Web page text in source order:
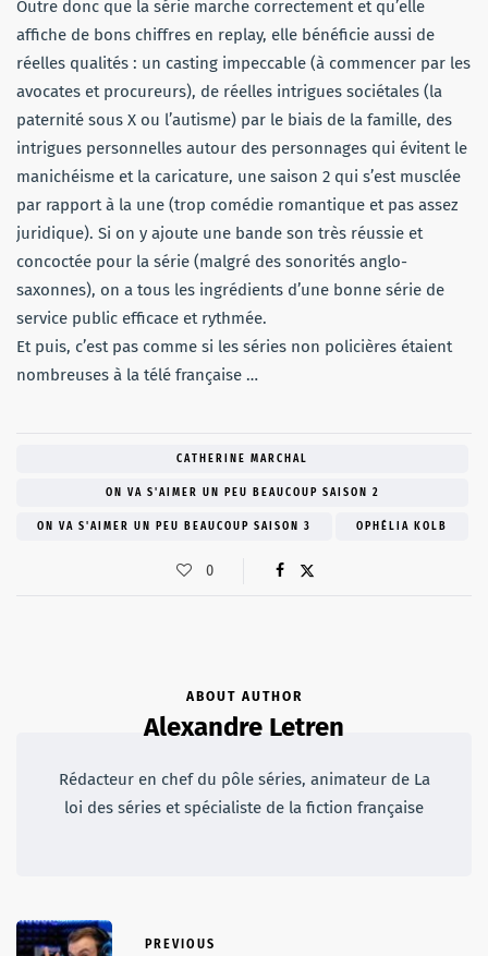
Outre donc que la série marche correctement et qu’elle
affiche de bons chiffres en replay, elle bénéficie aussi de
réelles qualités : un casting impeccable (à commencer par les
avocates et procureurs), de réelles intrigues sociétales (la
paternité sous X ou l’autisme) par le biais de la famille, des
intrigues personnelles autour des personnages qui évitent le
manichéisme et la caricature, une saison 2 qui s’est musclée
par rapport à la une (trop comédie romantique et pas assez
juridique). Si on y ajoute une bande son très réussie et
concoctée pour la série (malgré des sonorités anglo-
saxonnes), on a tous les ingrédients d’une bonne série de
service public efficace et rythmée.
Et puis, c’est pas comme si les séries non policières étaient
nombreuses à la télé française …
CATHERINE MARCHAL
ON VA S'AIMER UN PEU BEAUCOUP SAISON 2
ON VA S'AIMER UN PEU BEAUCOUP SAISON 3 OPHÉLIA KOLB
0
ABOUT AUTHOR
Alexandre Letren
Rédacteur en chef du pôle séries, animateur de La
loi des séries et spécialiste de la fiction française
PREVIOUS